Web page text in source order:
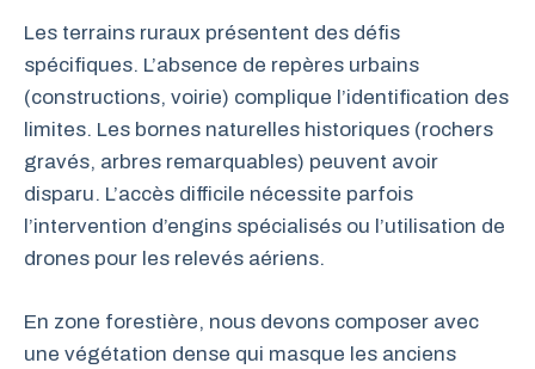
Les terrains ruraux présentent des défis
spécifiques. L’absence de repères urbains
(constructions, voirie) complique l’identification des
limites. Les bornes naturelles historiques (rochers
gravés, arbres remarquables) peuvent avoir
disparu. L’accès difficile nécessite parfois
l’intervention d’engins spécialisés ou l’utilisation de
drones pour les relevés aériens.
En zone forestière, nous devons composer avec
une végétation dense qui masque les anciens